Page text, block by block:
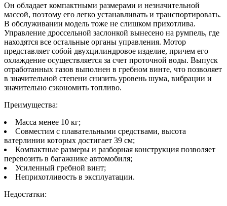
Он обладает компактными размерами и незначительной
массой, поэтому его легко устанавливать и транспортировать.
В обслуживании модель тоже не слишком прихотлива.
Управление дроссельной заслонкой вынесено на румпель, где
находятся все остальные органы управления. Мотор
представляет собой двухцилиндровое изделие, причем его
охлаждение осуществляется за счет проточной воды. Выпуск
отработанных газов выполнен в гребном винте, что позволяет
в значительной степени снизить уровень шума, вибрации и
значительно сэкономить топливо.
Преимущества:
Масса менее 10 кг;
Совместим с плавательными средствами, высота
ватерлинии которых достигает 39 см;
Компактные размеры и разборная конструкция позволяет
перевозить в багажнике автомобиля;
Усиленный гребной винт;
Неприхотливость в эксплуатации.
Недостатки: